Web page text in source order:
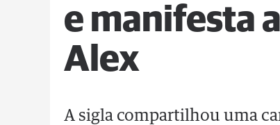
e manifesta
Alex
A sigla compartilhou uma